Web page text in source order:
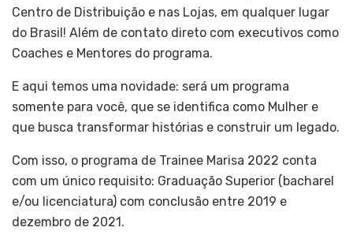
Centro de Distribuição e nas Lojas, em qualquer lugar
do Brasil! Além de contato direto com executivos como
Coaches e Mentores do programa.
E aqui temos uma novidade: será um programa
somente para você, que se identifica como Mulher e
que busca transformar histórias e construir um legado.
Com isso, o programa de Trainee Marisa 2022 conta
com um único requisito: Graduação Superior (bacharel
e/ou licenciatura) com conclusão entre 2019 e
dezembro de 2021.